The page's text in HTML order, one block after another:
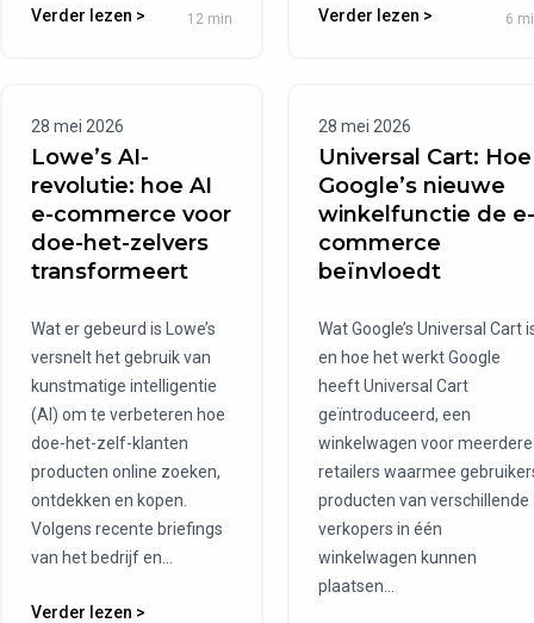
Verder lezen > 12 min Verder lezen > 6
28 mei 2026
Lowe’s AI-
revolutie: hoe AI
e-commerce voor
doe-het-zelvers
transformeert
Wat er gebeurd is Lowe’s
versnelt het gebruik van
kunstmatige intelligentie
(AI) om te verbeteren hoe
doe-het-zelf-klanten
producten online zoeken,
ontdekken en kopen.
Volgens recente briefings
van het bedrijf en...
Verder lezen >
28 mei 2026
Universal Cart: Hoe
Google’s nieuwe
winkelfunctie de e-
commerce
beïnvloedt
Wat Google’s Universal Cart
en hoe het werkt Google
heeft Universal Cart
geïntroduceerd, een
winkelwagen voor meerdere
retailers waarmee
producten van verschillende
verkopers in één
winkelwagen kunnen
plaatsen...